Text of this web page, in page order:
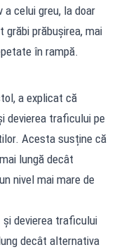
celui greu, la doar
prăbușirea, mai
în rampă.
a explicat că
devierea traficului pe
Acesta susține că
lungă decât
nivel mai mare de
şi devierea traficului
decât alternativa